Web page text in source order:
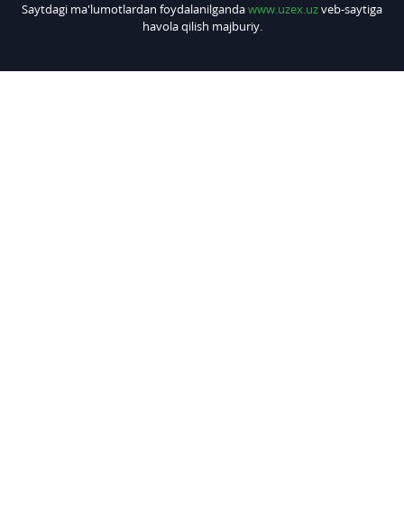
Saytdagi ma'lumotlardan foydalanilgandawww.uzex.uzveb-saytiga
havola qilish majburiy.